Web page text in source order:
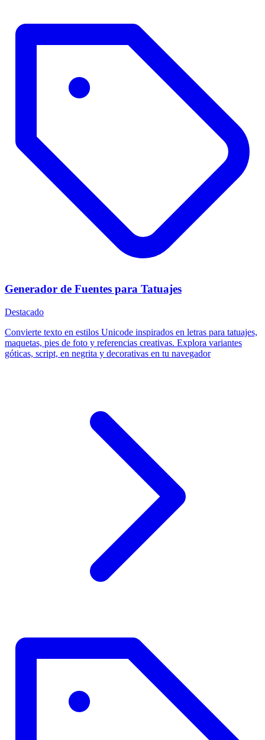
Generador de Fuentes para Tatuajes
Destacado
Convierte texto en estilos Unicode inspirados en letras para tatuajes,
maquetas, pies de foto y referencias creativas. Explora variantes
góticas, script, en negrita y decorativas en tu navegador